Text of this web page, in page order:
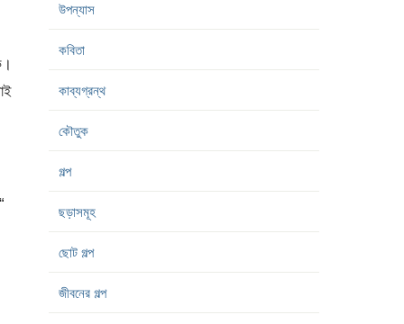
উপন্যাস
কবিতা
কাব্যগ্রন্থ
কৌতুক
গল্প
ছড়াসমূহ
ছোট গল্প
জীবনের গল্প